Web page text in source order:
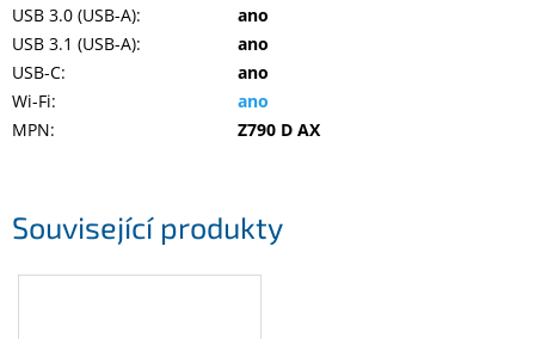
Související produkty
USB 3.0 (USB-A):
ano
USB 3.1 (USB-A):
ano
USB-C:
ano
Wi-Fi:
ano
MPN: Z790 D AX